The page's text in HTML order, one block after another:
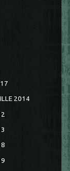
2014